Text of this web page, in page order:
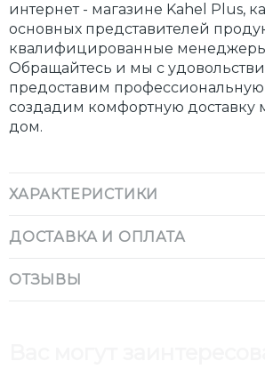
интернет - магазине Kahel Plus,
основных представителей
квалифицированные менеджеры
Обращайтесь и мы с
предоставим
создадим комфортную доставку
дом.
ХАРАКТЕРИСТИКИ
ДОСТАВКА И ОПЛАТА
ОТЗЫВЫ